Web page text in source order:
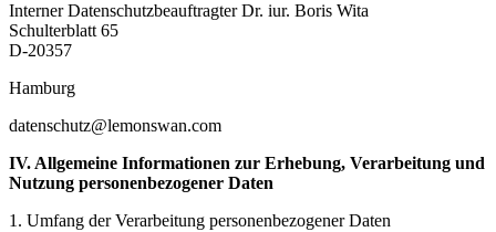
Interner Datenschutzbeauftragter Dr. iur. Boris Wita
Schulterblatt 65
D-20357
Hamburg
datenschutz@lemonswan.com
IV. Allgemeine Informationen zur Erhebung, Verarbeitung und
Nutzung personenbezogener Daten
1. Umfang der Verarbeitung personenbezogener Daten